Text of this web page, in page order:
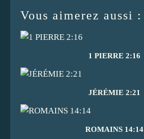
Vous aimerez aussi :
1 PIERRE 2:16
JÉRÉMIE 2:21
ROMAINS 14:14